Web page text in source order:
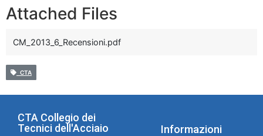
Attached Files
CM_2013_6_Recensioni.pdf
CTA
CTA Collegio dei
Tecnici dell'Acciaio
Informazioni